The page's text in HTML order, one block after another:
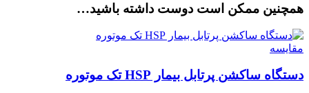
همچنین ممکن است دوست داشته باشید…
مقایسه
دستگاه ساکشن پرتابل بیمار HSP تک موتوره